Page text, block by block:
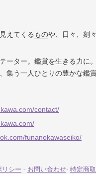
えてくる ものや、日々、刻
ーター。鑑賞を生きる力に
集う一人ひとりの豊かな鑑
contact/
funanokawaseiko/
リシー - お問い合わせ- 特定商